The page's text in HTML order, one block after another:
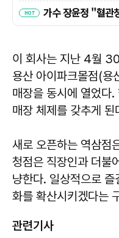
이 회사는 지난 4월
용산 아이파크몰점(용
매장을 동시에 열었다
매장 체제를 갖추게 된
새로 오픈하는 역삼점
청점은 직장인과 더불
냥한다. 일상적으로
화를 확산시키겠다는
관련기사